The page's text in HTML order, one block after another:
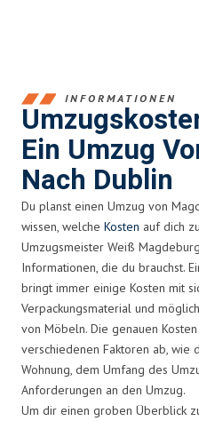
INFORMATIONEN
Ein Umzug
Nach Dublin
Du planst einen Umzug von
wissen, welche Kosten auf dich
Umzugsmeister Weiß
Informationen, die du brauchst.
bringt immer einige Kosten mit
Verpackungsmaterial und
von Möbeln. Die genauen
verschiedenen Faktoren ab,
Wohnung, dem Umfang des
Anforderungen an den Umzug.
Um dir einen groben Überblick